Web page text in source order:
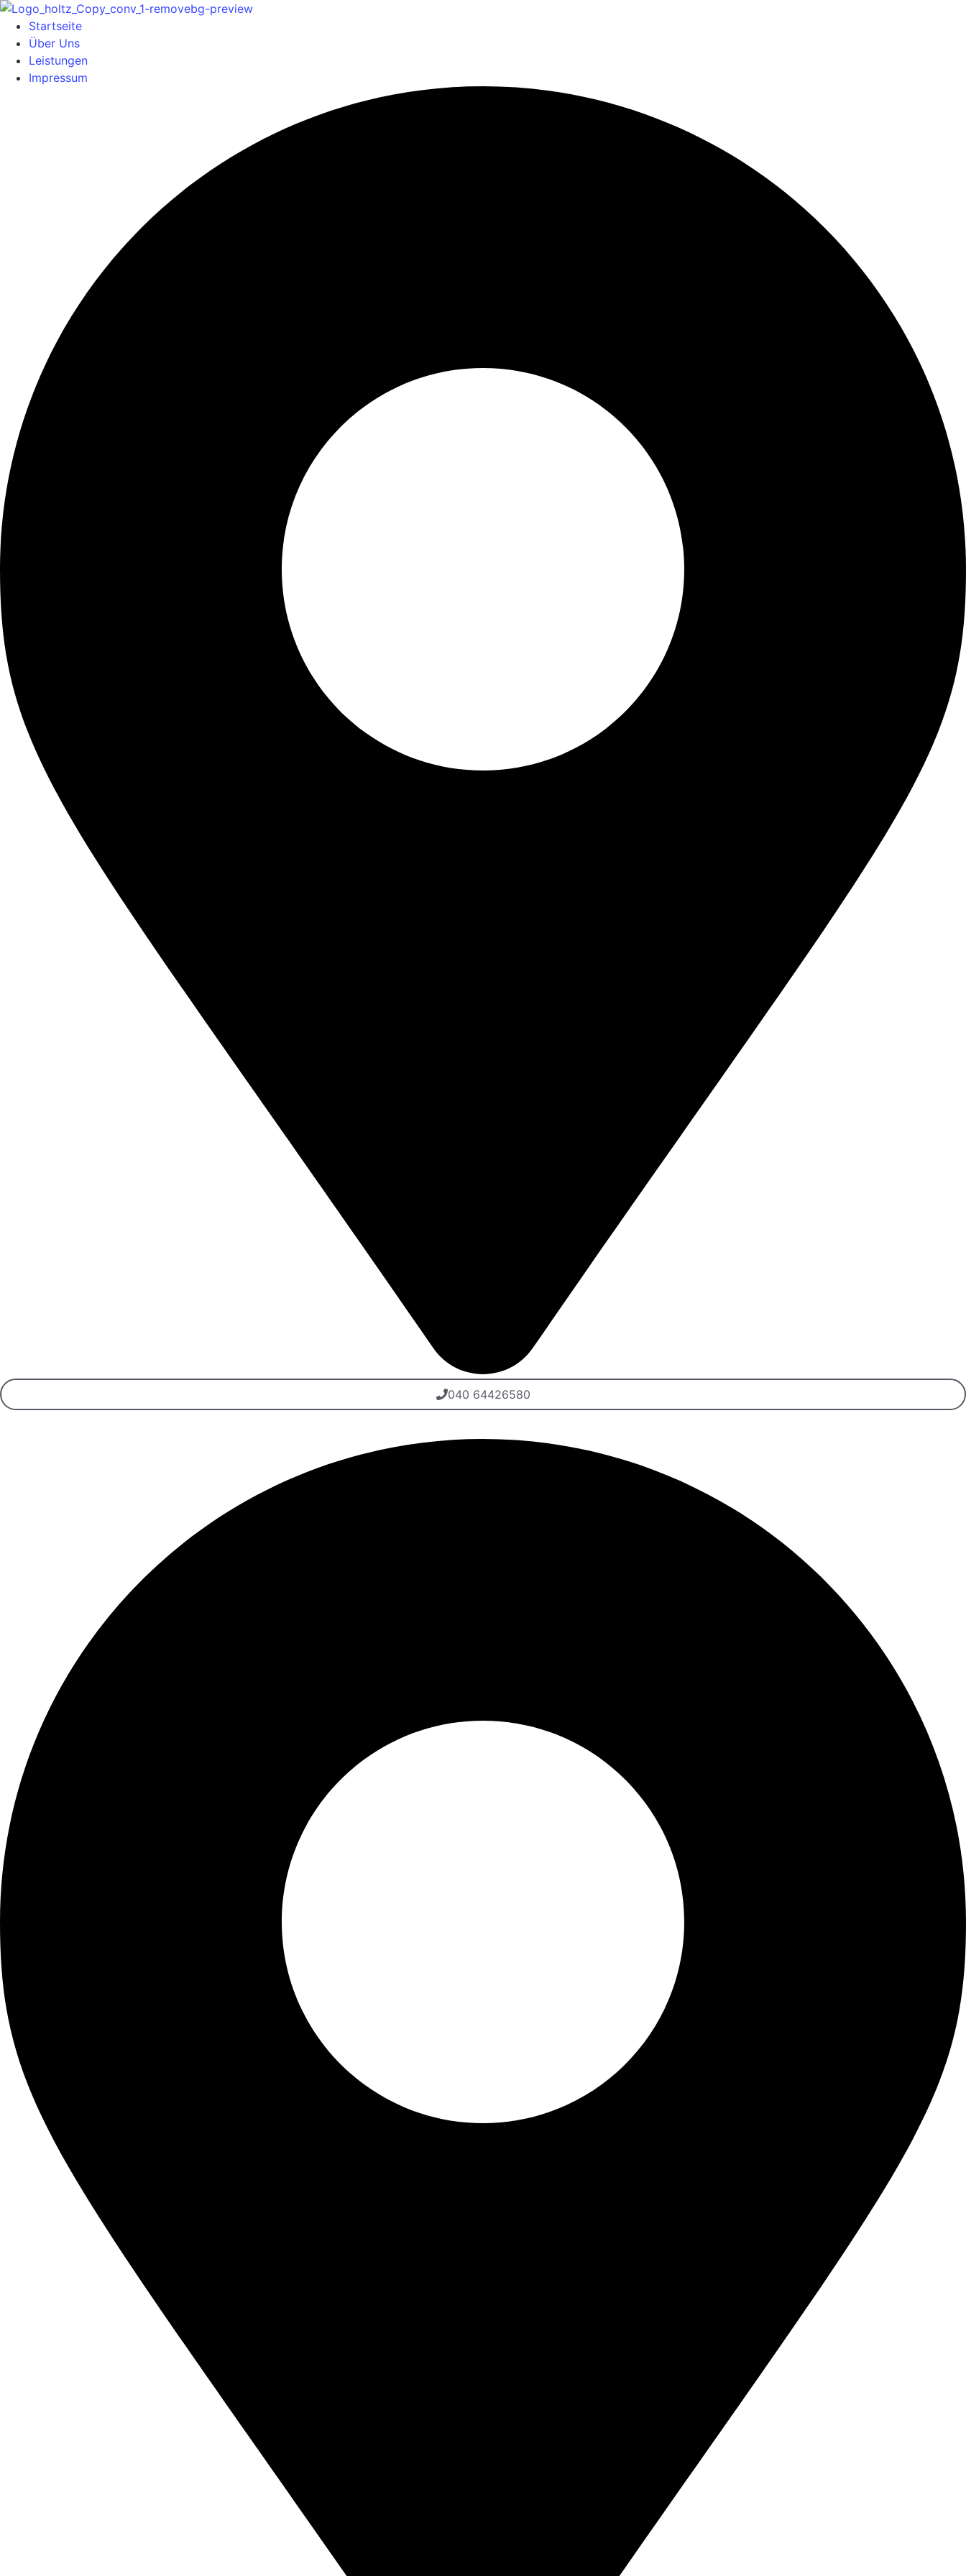
Startseite
Über Uns
Leistungen
Impressum
040 64426580